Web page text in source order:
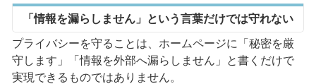
「情報を漏らしません」という言葉だけでは守れない
プライバシーを守ることは、ホームページに「秘密を厳
守します」「情報を外部へ漏らしません」と書くだけで
実現できるものではありません。